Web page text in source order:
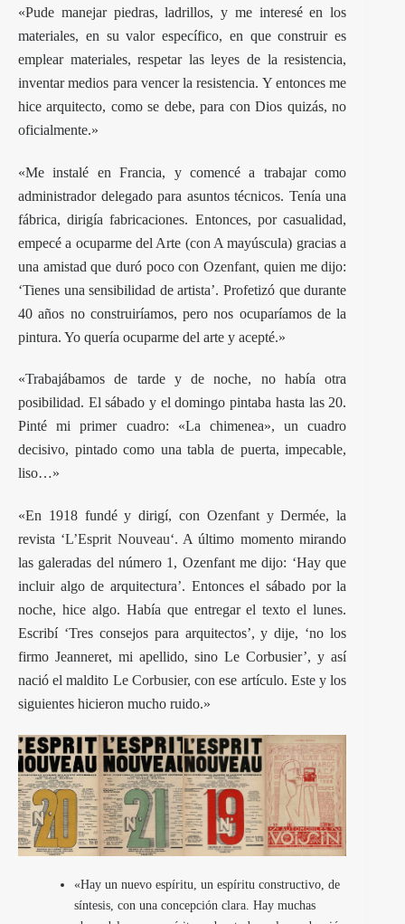
«Pude manejar piedras, ladrillos, y me interesé en los
materiales, en su valor específico, en que construir es
emplear materiales, respetar las leyes de la resistencia,
inventar medios para vencer la resistencia. Y entonces me
hice arquitecto, como se debe, para con Dios quizás, no
oficialmente.»
«Me instalé en Francia, y comencé a trabajar como
administrador delegado para asuntos técnicos. Tenía una
fábrica, dirigía fabricaciones. Entonces, por casualidad,
empecé a ocuparme del Arte (con A mayúscula) gracias a
una amistad que duró poco conOzenfant, quien me dijo:
‘Tienes una sensibilidad de artista’. Profetizó que durante
40 años no construiríamos, pero nos ocuparíamos de la
pintura. Yo quería ocuparme del arte y acepté.»
«Trabajábamos de tarde y de noche, no había otra
posibilidad. El sábado y el domingo pintaba hasta las 20.
Pinté mi primer cuadro: «La chimenea», un cuadro
decisivo, pintado como una tabla de puerta, impecable,
liso…»
«En 1918 fundé y dirigí, con Ozenfant y Dermée, la
revista ‘L’Esprit Nouveau‘. A último momento mirando
las galeradas del número 1, Ozenfant me dijo: ‘Hay que
incluir algo de arquitectura’. Entonces el sábado por la
noche, hice algo. Había que entregar el texto el lunes.
Escribí ‘Tres consejos para arquitectos’, y dije, ‘no los
firmo Jeanneret, mi apellido, sino Le Corbusier’, y así
nació el maldito Le Corbusier, con ese artículo. Este y los
siguientes hicieron mucho ruido.»
«Hay un nuevo espíritu, un espíritu constructivo, de
síntesis, con una concepción clara. Hay muchas